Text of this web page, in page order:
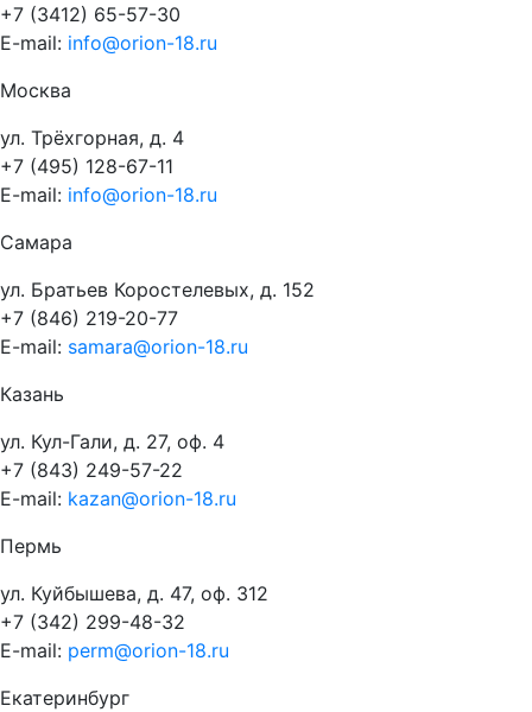
+7 (3412) 65-57-30
E-mail: info@orion-18.ru
Москва
ул. Трёхгорная, д. 4
+7 (495) 128-67-11
E-mail: info@orion-18.ru
Самара
ул. Братьев Коростелевых, д. 152
+7 (846) 219-20-77
E-mail: samara@orion-18.ru
Казань
ул. Кул-Гали, д. 27, оф. 4
+7 (843) 249-57-22
E-mail: kazan@orion-18.ru
Пермь
ул. Куйбышева, д. 47, оф. 312
+7 (342) 299-48-32
E-mail: perm@orion-18.ru
Екатеринбург